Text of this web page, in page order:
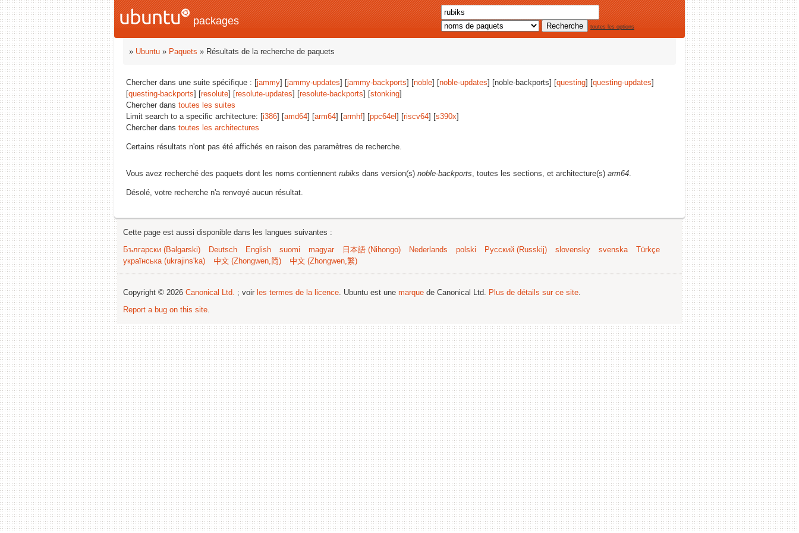
packages toutes les options
» Ubuntu » Paquets » Résultats de la recherche de paquets
Chercher dans une suite spécifique : [jammy] [jammy-updates] [jammy-backports] [noble] [noble-updates] [noble-backports] [questing] [questing-updates]
[questing-backports] [resolute] [resolute-updates] [resolute-backports] [stonking]
Chercher dans toutes les suites
Limit search to a specific architecture: [i386] [amd64] [arm64] [armhf] [ppc64el ] [riscv64] [s390x]
Chercher dans toutes les architectures
Certains résultats n'ont pas été affichés en raison des paramètres de recherche.
Vous avez recherché des paquets dont les noms contiennent rubiks dans version(s) noble-backports, toutes les sections, et architecture(s) arm64.
Désolé, votre recherche n'a renvoyé aucun résultat.
Cette page est aussi disponible dans les langues suivantes :
Български (Bəlgarski)
Deutsch English suomi magyar 日本語 (Nihongo) Nederlands polski Русский (Russkij) slovensky svenska
Türkçe
українська (ukrajins'ka)
中文 (Zhongwen,简) 中文 (Zhongwen,繁)
Copyright © 2026 Canonical Ltd. ; voir les termes de la licence. Ubuntu est une marque de Canonical Ltd. Plus de détails sur ce site.
Report a bug on this site.